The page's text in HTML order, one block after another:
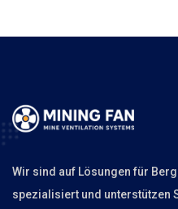
Wir sind auf Lösungen für
spezialisiert und unterstützen